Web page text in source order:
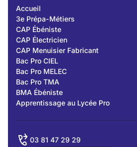
Accueil
3e Prépa-Métiers
CAP Ébéniste
CAP Électricien
CAP Menuisier Fabricant
Bac Pro CIEL
Bac Pro MELEC
Bac Pro TMA
BMA Ébéniste
Apprentissage au Lycée Pro
03 81 47 29 29